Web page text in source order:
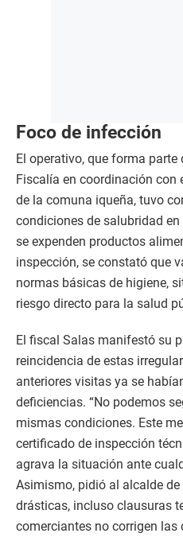
Foco de infección
El operativo, que forma
Fiscalía en coordinación con
de la comuna iqueña, tuvo
condiciones de salubridad
se expenden productos
inspección, se constató que
normas básicas de higiene,
riesgo directo para la salud
El fiscal Salas manifestó su
reincidencia de estas
anteriores visitas ya se
deficiencias. “No podemos
mismas condiciones. Este
certificado de inspección
agrava la situación ante
Asimismo, pidió al alcalde
drásticas, incluso clausuras
comerciantes no corrigen las